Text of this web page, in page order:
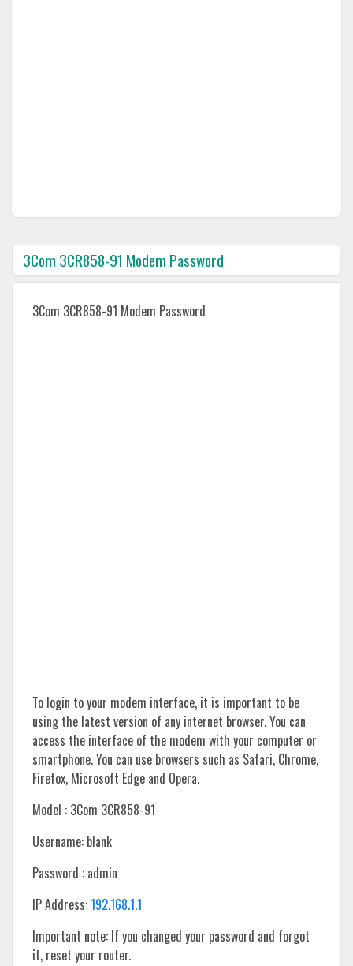
3Com 3CR858-91 Modem Password
3Com 3CR858-91 Modem Password
To login to your modem interface, it is important to be
using the latest version of any internet browser. You can
access the interface of the modem with your computer or
smartphone. You can use browsers such as Safari, Chrome,
Firefox, Microsoft Edge and Opera.
Model : 3Com 3CR858-91
Username: blank
Password : admin
IP Address:192.168.1.1
Important note: If you changed your password and forgot
it, reset your router.